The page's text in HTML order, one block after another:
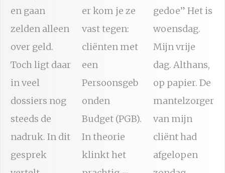
en gaan
zelden alleen
over geld.
Toch ligt daar
in veel
dossiers nog
steeds de
nadruk. In dit
gesprek
er kom je ze
vast tegen:
cliënten met
een
Persoonsgeb
onden
Budget (PGB).
In theorie
klinkt het
gedoe” Het is
woensdag.
Mijn vrije
dag. Althans,
op papier. De
mantelzorger
van mijn
cliënt had
afgelopen